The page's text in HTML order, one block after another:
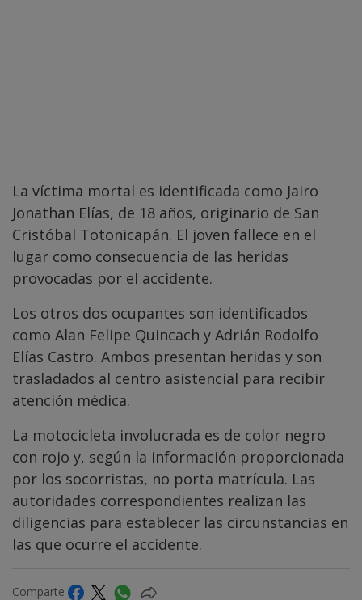
La víctima mortal es identificada como Jairo
Jonathan Elías, de 18 años, originario de San
Cristóbal Totonicapán. El joven fallece en el
lugar como consecuencia de las heridas
provocadas por el accidente.
Los otros dos ocupantes son identificados
como Alan Felipe Quincach y Adrián Rodolfo
Elías Castro. Ambos presentan heridas y son
trasladados al centro asistencial para recibir
atención médica.
La motocicleta involucrada es de color negro
con rojo y, según la información proporcionada
por los socorristas, no porta matrícula. Las
autoridades correspondientes realizan las
diligencias para establecer las circunstancias en
las que ocurre el accidente.
Comparte